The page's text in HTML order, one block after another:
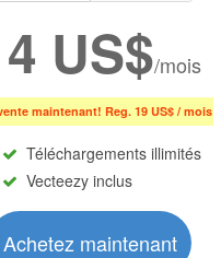
US$/mois
maintenant! Reg. 19 US$ / mois
Téléchargements illimités
Vecteezy inclus
Achetez maintenant